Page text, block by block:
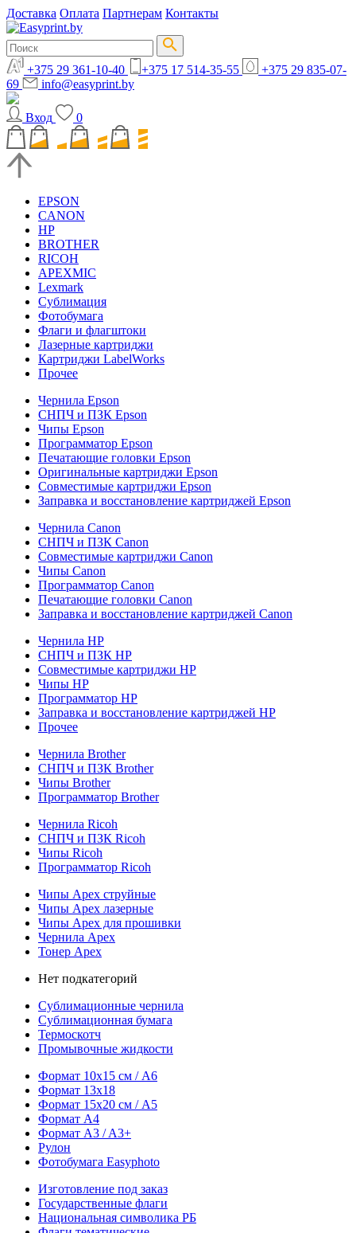
Доставка Оплата Партнерам Контакты
+375 29 361-10-40 +375 17 514-35-55
+375 29 835-07-
69
info@easyprint.by
Вход 0
EPSON
CANON
HP
BROTHER
RICOH
APEXMIC
Lexmark
Сублимация
Фотобумага
Флаги и флагштоки
Лазерные картриджи
Картриджи LabelWorks
Прочее
Чернила Epson
СНПЧ и ПЗК Epson
Чипы Epson
Программатор Epson
Печатающие головки Epson
Оригинальные картриджи Epson
Совместимые картриджи Epson
Заправка и восстановление картриджей Epson
Чернила Canon
СНПЧ и ПЗК Canon
Совместимые картриджи Canon
Чипы Canon
Программатор Canon
Печатающие головки Canon
Заправка и восстановление картриджей Canon
Чернила HP
СНПЧ и ПЗК HP
Совместимые картриджи HP
Чипы HP
Программатор HP
Заправка и восстановление картриджей HP
Прочее
Чернила Brother
СНПЧ и ПЗК Brother
Чипы Brother
Программатор Brother
Чернила Ricoh
СНПЧ и ПЗК Ricoh
Чипы Ricoh
Программатор Ricoh
Чипы Apex струйные
Чипы Apex лазерные
Чипы Apex для прошивки
Чернила Apex
Тонер Apex
Нет подкатегорий
Сублимационные чернила
Сублимационная бумага
Термоскотч
Промывочные жидкости
Формат 10х15 см / A6
Формат 13х18
Формат 15х20 см / A5
Формат А4
Формат A3 / A3+
Рулон
Фотобумага Easyphoto
Изготовление под заказ
Государственные флаги
Национальная символика РБ